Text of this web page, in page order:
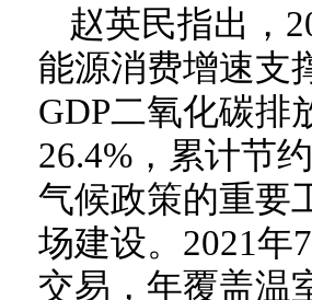
赵英民指出，
能源消费增速支
GDP二氧化碳排
26.4%，累计节
气候政策的重要
场建设。2021年
交易，年覆盖温